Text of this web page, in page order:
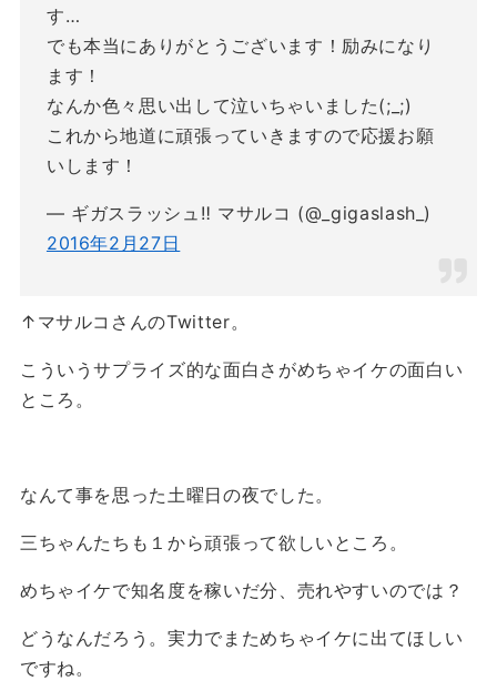
す…
でも本当にありがとうございます！励みになり
ます！
なんか色々思い出して泣いちゃいました(;_;)
これから地道に頑張っていきますので応援お願
いします！
— ギガスラッシュ‼︎ マサルコ (@_gigaslash_)
2016年2月27日
↑マサルコさんのTwitter。
こういうサプライズ的な面白さがめちゃイケの面白い
ところ。
なんて事を思った土曜日の夜でした。
三ちゃんたちも１から頑張って欲しいところ。
めちゃイケで知名度を稼いだ分、売れやすいのでは？
どうなんだろう。実力でまためちゃイケに出てほしい
ですね。